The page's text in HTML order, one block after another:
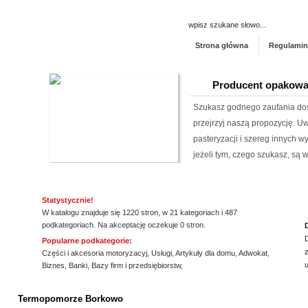
Strona główna
Producent
Szukasz godnego zaufania
przejrzyj naszą propozycję.
pasteryzacji i szereg innych
jeżeli tym, czego szukasz, są
mysz? Niezwłocznie
myszki dla graczy, a jeżeli
mysz, również ją u nas
Statystycznie!
W katalogu znajduje się 1220 stron, w 21 kategoriach i 487
podkategoriach. Na akceptację oczekuje 0 stron.
Popularne podkategorie:
Części i akcesoria motoryzacyj Usługi Artykuły dla domu Adwokat
Biznes
Banki Bazy firm i przedsiębiorstw,
Termopomorze Borkowo